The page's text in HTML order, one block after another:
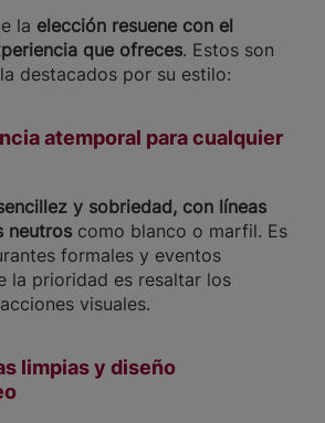
la elección resuene con el
que ofreces. Estos son
destacados por su estilo:
atemporal para cualquier
y sobriedad, con líneas
neutros como blanco o marfil. Es
formales y eventos
la prioridad es resaltar los
visuales.
limpias y diseño